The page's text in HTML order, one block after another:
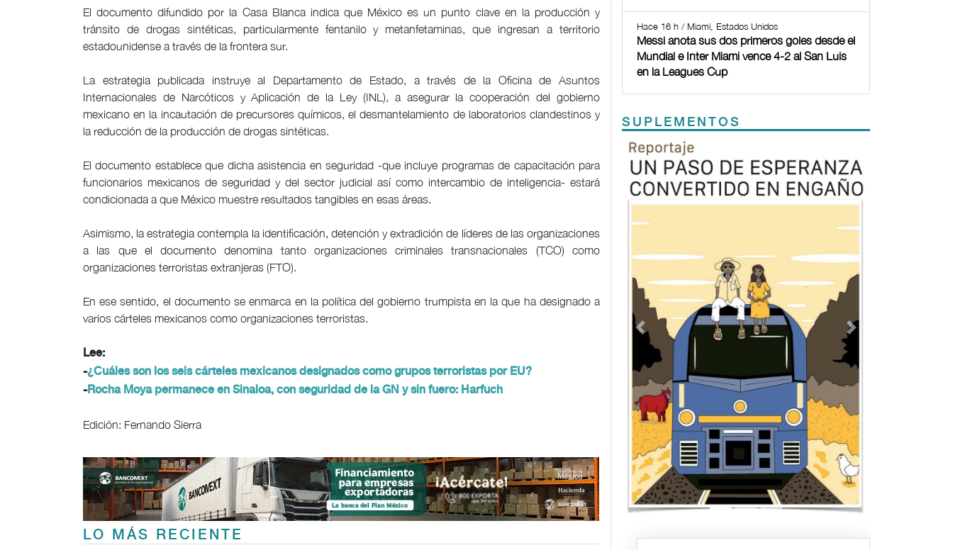
El documento difundido por la Casa Blanca indica que México es un punto clave en la producción y
tránsito de drogas sintéticas, particularmente fentanilo y metanfetaminas, que ingresan a territorio
estadounidense a través de la frontera sur.
La estrategia publicada instruye al Departamento de Estado, a través de la Oficina de Asuntos
Internacionales de Narcóticos y Aplicación de la Ley (INL), a asegurar la cooperación del gobierno
mexicano en la incautación de precursores químicos, el desmantelamiento de laboratorios clandestinos y
la reducción de la producción de drogas sintéticas.
El documento establece que dicha asistencia en seguridad -que incluye programas de capacitación para
funcionarios mexicanos de seguridad y del sector judicial así como intercambio de inteligencia- estará
condicionada a que México muestre resultados tangibles en esas áreas.
Asimismo, la estrategia contempla la identificación, detención y extradición de líderes de las organizaciones
a las que el documento denomina tanto organizaciones criminales transnacionales (TCO) como
organizaciones terroristas extranjeras (FTO).
En ese sentido, el documento se enmarca en la política del gobierno trumpista en la que ha designado a
varios cárteles mexicanos como organizaciones terroristas.
Lee:
-¿Cuáles son los seis cárteles mexicanos designados como grupos terroristas por EU?
-Rocha Moya permanece en Sinaloa, con seguridad de la GN y sin fuero: Harfuch
Edición: Fernando Sierra
LO MÁS RECIENTE
Hace 16 h / Miami, Estados Unidos
Messi anota sus dos primeros goles desde el
Mundial e Inter Miami vence 4-2 al San Luis
en la Leagues Cup
SUPLEMENTOS
Previous Next